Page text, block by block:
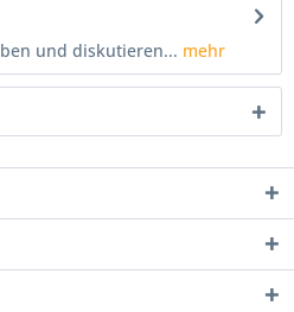
und diskutieren... mehr